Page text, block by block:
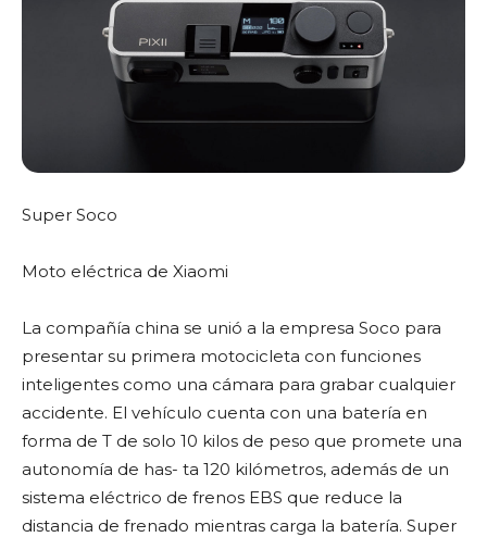
Super Soco
Moto eléctrica de Xiaomi
La compañía china se unió a la empresa Soco para
presentar su primera motocicleta con funciones
inteligentes como una cámara para grabar cualquier
accidente. El vehículo cuenta con una batería en
forma de T de solo 10 kilos de peso que promete una
autonomía de has- ta 120 kilómetros, además de un
sistema eléctrico de frenos EBS que reduce la
distancia de frenado mientras carga la batería. Super